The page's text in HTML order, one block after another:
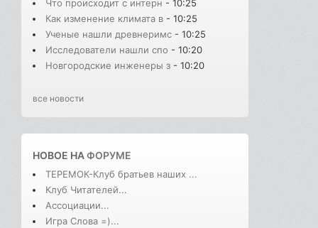
Что происходит с интерн - 10:25
Как изменение климата в - 10:25
Ученые нашли древнеримс - 10:25
Исследователи нашли спо - 10:20
Новгородские инженеры з - 10:20
все новости
НОВОЕ НАФОРУМЕ
ТЕРЕМОК-Клуб братьев наших ...
Клуб Читателей...
Ассоциации...
Игра Слова =)...